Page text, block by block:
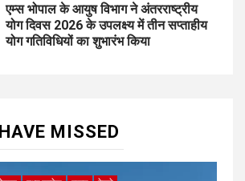
एम्स भोपाल के आयुष विभाग ने अंतरराष्ट्रीय
योग दिवस 2026 के उपलक्ष्य में तीन सप्ताहीय
योग गतिविधियों का शुभारंभ किया
MISSED